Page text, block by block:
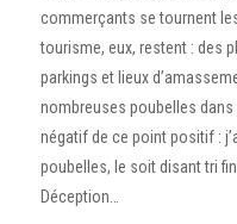
commerçants se tournent
tourisme, eux, restent : des
parkings et lieux
nombreuses poubelles
négatif de ce point positif :
poubelles, le soit disant tri
Déception…